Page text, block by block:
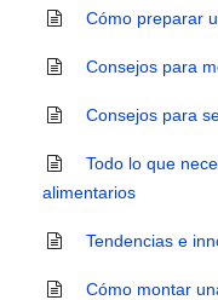
Cómo preparar
Consejos para
Consejos para
Todo lo que
alimentarios
Tendencias e
Cómo montar